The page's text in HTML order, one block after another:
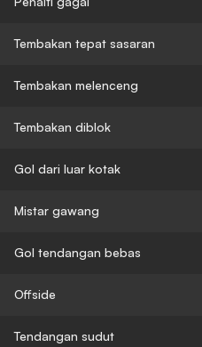
Tembakan tepat sasaran
Tembakan melenceng
Tembakan diblok
Gol dari luar kotak
Mistar gawang
Gol tendangan bebas
Offside
Tendangan sudut